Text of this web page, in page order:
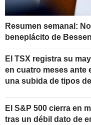
Resumen semanal:
beneplácito de
El TSX registra su
en cuatro meses ante
una subida de tipos
El S&P 500 cierra en
tras un débil dato de